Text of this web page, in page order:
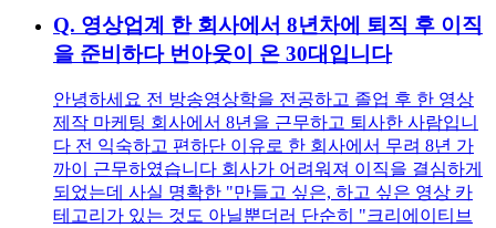
Q. 영상업계 한 회사에서 8년차에 퇴직 후 이직
을 준비하다 번아웃이 온 30대입니다
안녕하세요 전 방송영상학을 전공하고 졸업 후 한 영상
제작 마케팅 회사에서 8년을 근무하고 퇴사한 사람입니
다 전 익숙하고 편하단 이유로 한 회사에서 무려 8년 가
까이 근무하였습니다 회사가 어려워져 이직을 결심하게
되었는데 사실 명확한 "만들고 싶은, 하고 싶은 영상 카
테고리가 있는 것도 아닐뿐더러 단순히 "크리에이티브